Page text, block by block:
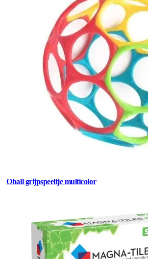
Oball grijpspeeltje multicolor